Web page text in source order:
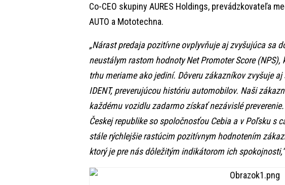
Co-CEO skupiny AURES Holdings, prevádzkovateľa
AUTO a Mototechna.
„Nárast predaja pozitívne ovplyvňuje aj zvyšujúca sa
neustálym rastom hodnoty Net Promoter Score
trhu meriame ako jediní. Dôveru zákazníkov zvyšuje
IDENT, preverujúcou históriu automobilov. Naši
každému vozidlu zadarmo získať nezávislé
Českej republike so spoločnosťou Cebia a v Poľsku s
stále rýchlejšie rastúcim pozitívnym hodnotením
ktorý je pre nás dôležitým indikátorom ich